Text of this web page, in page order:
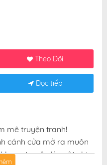
Theo Dõi
Đọc tiếp
mê truyện tranh!
cánh cửa mở ra muôn
truyện là một nhịp